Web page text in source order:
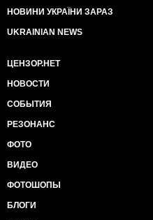
НОВИНИ УКРАЇНИ ЗАРАЗ
UKRAINIAN NEWS
ЦЕНЗОР.НЕТ
НОВОСТИ
СОБЫТИЯ
РЕЗОНАНС
ФОТО
ВИДЕО
ФОТОШОПЫ
БЛОГИ